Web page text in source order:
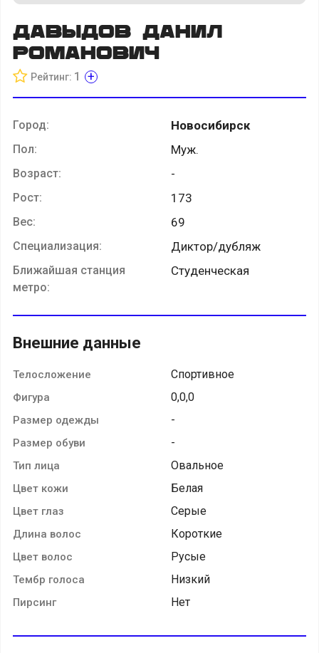
Давыдов Данил
Романович
Рейтинг: 1 +
Город: Новосибирск
Пол: Муж.
Возраст: -
Рост: 173
Вес: 69
Специализация: Диктор/дубляж
Ближайшая станция
метро:
Студенческая
Внешние данные
Телосложение Спортивное
Фигура 0,0,0
Размер одежды -
Размер обуви -
Тип лица Овальное
Цвет кожи Белая
Цвет глаз Серые
Длина волос Короткие
Цвет волос Русые
Тембр голоса Низкий
Пирсинг Нет